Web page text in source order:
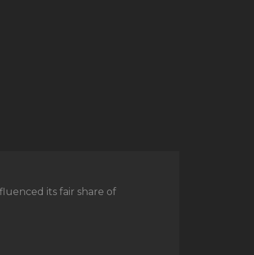
its fair share of